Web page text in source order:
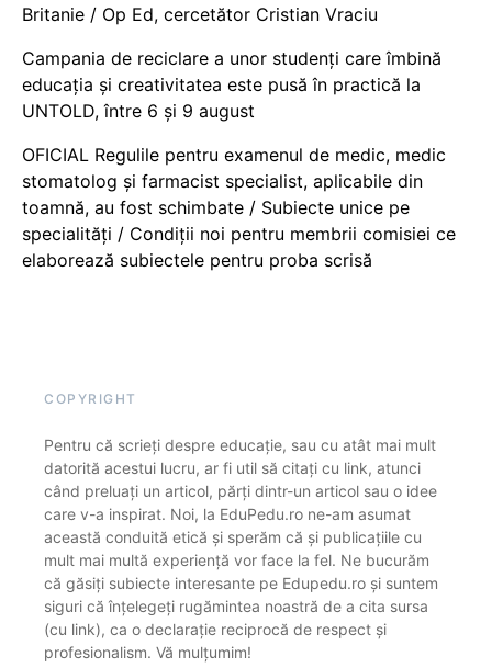
Britanie / Op Ed, cercetător Cristian Vraciu
Campania de reciclare a unor studenți care îmbină
educația și creativitatea este pusă în practică la
UNTOLD, între 6 și 9 august
OFICIAL Regulile pentru examenul de medic, medic
stomatolog și farmacist specialist, aplicabile din
toamnă, au fost schimbate / Subiecte unice pe
specialități / Condiții noi pentru membrii comisiei ce
elaborează subiectele pentru proba scrisă
COPYRIGHT
Pentru că scrieți despre educație, sau cu atât mai mult
datorită acestui lucru, ar fi util să citați cu link, atunci
când preluați un articol, părți dintr-un articol sau o idee
care v-a inspirat. Noi, la EduPedu.ro ne-am asumat
această conduită etică și sperăm că și publicațiile cu
mult mai multă experiență vor face la fel. Ne bucurăm
că găsiți subiecte interesante pe Edupedu.ro și suntem
siguri că înțelegeți rugămintea noastră de a cita sursa
(cu link), ca o declarație reciprocă de respect și
profesionalism. Vă mulțumim!